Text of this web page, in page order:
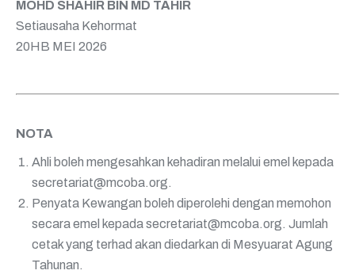
MOHD SHAHIR BIN MD TAHIR
Setiausaha Kehormat
20HB MEI 2026
NOTA
Ahli boleh mengesahkan kehadiran melalui emel kepada
secretariat@mcoba.org.
Penyata Kewangan boleh diperolehi dengan memohon
secara emel kepadasecretariat@mcoba.org. Jumlah
cetak yang terhad akan diedarkan di Mesyuarat Agung
Tahunan.